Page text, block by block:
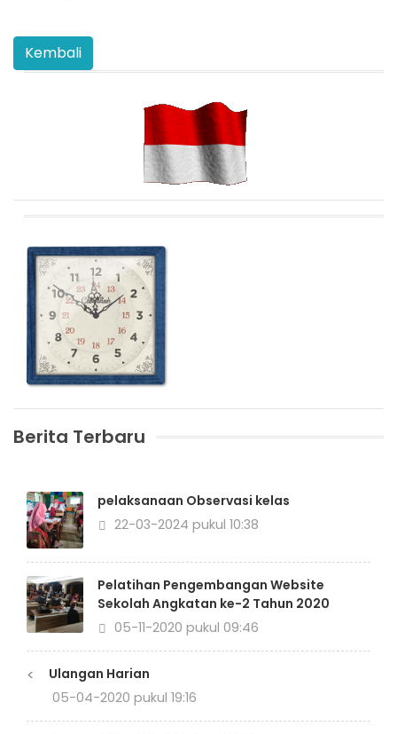
Berita Terbaru
pelaksanaan Observasi kelas
22-03-2024 pukul 10:38
Pelatihan Pengembangan Website
Sekolah Angkatan ke-2 Tahun 2020
05-11-2020 pukul 09:46
<
Ulangan Harian
05-04-2020 pukul 19:16